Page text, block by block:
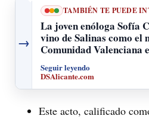
→
TAMBIÉN TE PUEDE
La joven enóloga Sofía
vino de Salinas como el
Comunidad Valenciana
Seguir leyendo
DSAlicante.com
Este acto, calificado